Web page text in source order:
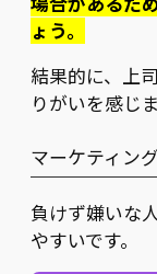
ょう。
結果的に、上
りがいを感じま
マーケティング
負けず嫌いな
やすいです。